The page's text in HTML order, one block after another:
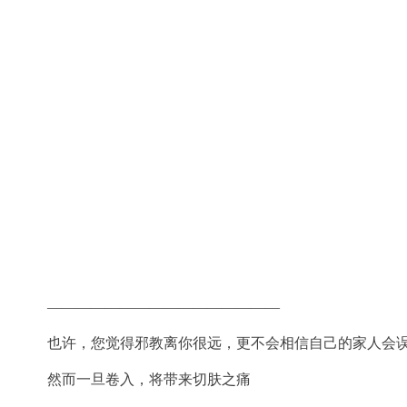
————————————————
也许，您觉得邪教离你很远，更不会相信自己的家人会
然而一旦卷入，将带来切肤之痛